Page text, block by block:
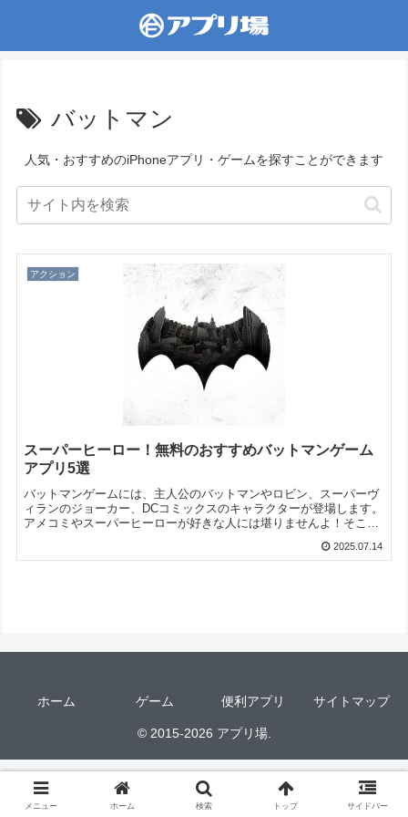
バットマン
人気・おすすめのiPhoneアプリ・ゲームを探すことができます
アクション
スーパーヒーロー！無料のおすすめバットマンゲーム
アプリ5選
バットマンゲームには、主人公のバットマンやロビン、スーパーヴ
ィランのジョーカー、DCコミックスのキャラクターが登場します。
アメコミやスーパーヒーローが好きな人には堪りませんよ！そこで
2025.07.14
ホーム ゲーム 便利アプリ サイトマップ
© 2015-2026 アプリ場.
メニュー ホーム 検索 トップ サイドバー